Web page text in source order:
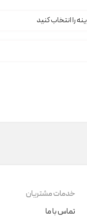
خدمات مشتریان
تماس با ما